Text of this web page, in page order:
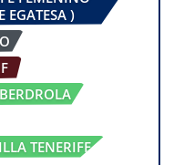
EGATESA )
TENERIFE